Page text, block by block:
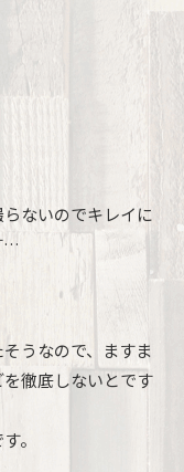
ないのでキレイに
…
うなので、ますま
徹底しないとです
。